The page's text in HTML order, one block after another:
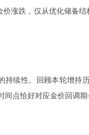
涨跌，仅从优化储备
持续性。回顾本轮增持
间点恰好对应金价回调